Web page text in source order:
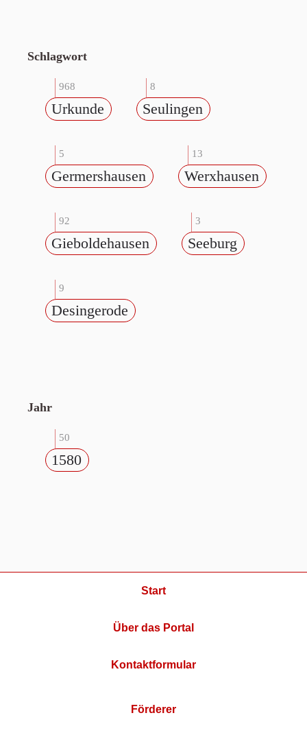
Schlagwort
968
Urkunde
8
Seulingen
5
Germershausen
13
Werxhausen
92
Gieboldehausen
3
Seeburg
9
Desingerode
Jahr
50
1580
Start
Über das Portal
Kontaktformular
Förderer